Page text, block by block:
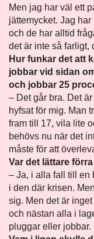
Men jag har väl ett
jättemycket. Jag
och de har alltid
det är inte så farligt,
Hur funkar det att
jobbar vid sidan
och jobbar 25
– Det går bra. Det
hyfsat för mig. Man
fram till 17, vila lite
behövs nu när det
måste för att
Var det lättare
– Ja, i alla fall till en
i den där krisen.
sig. Men det är
och nästan alla i
pluggar eller jobbar.